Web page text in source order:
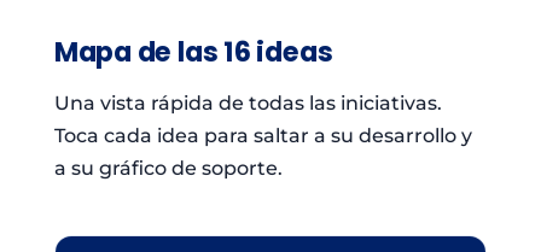
Mapa de las 16 ideas
Una vista rápida de todas las iniciativas.
Toca cada idea para saltar a su desarrollo y
a su gráfico de soporte.